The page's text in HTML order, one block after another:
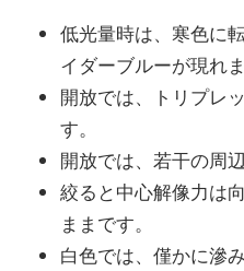
低光量時は、寒色に
イダーブルーが現れま
開放では、トリプレ
す。
開放では、若干の周
絞ると中心解像力は
ままです。
白色では、僅かに滲み